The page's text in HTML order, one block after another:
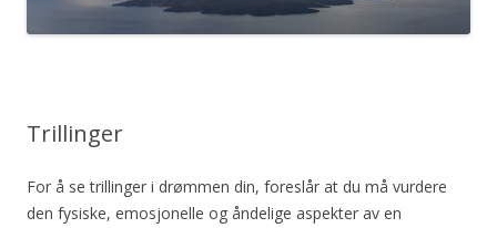
Trillinger
For å se trillinger i drømmen din, foreslår at du må vurdere
den fysiske, emosjonelle og åndelige aspekter av en